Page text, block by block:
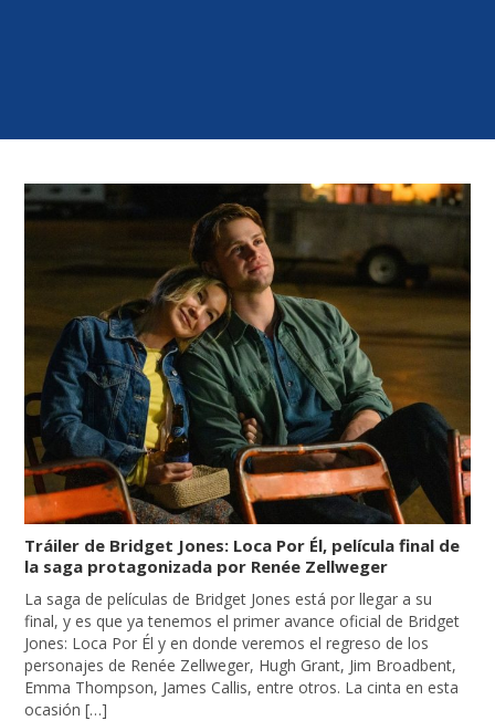
Tráiler de Bridget Jones: Loca Por Él, película final de
la saga protagonizada por Renée Zellweger
La saga de películas de Bridget Jones está por llegar a su
final, y es que ya tenemos el primer avance oficial de Bridget
Jones: Loca Por Él y en donde veremos el regreso de los
personajes de Renée Zellweger, Hugh Grant, Jim Broadbent,
Emma Thompson, James Callis, entre otros. La cinta en esta
ocasión […]